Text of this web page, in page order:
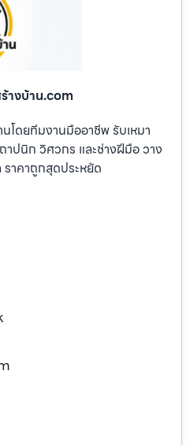
างบ้าน.com
โดยทีมงานมืออาชีพ รับเหมา
ปนิก วิศวกร และช่างฝีมือ วาง
ราคาถูกสุดประหยัด